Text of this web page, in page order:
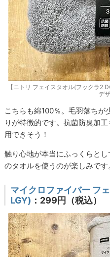
【ニトリ フェイスタオル(フックラ2
デ
こちらも綿100％。毛羽落ちが
りが特徴的です。抗菌防臭加
用できそう！
触り心地が本当にふっくらと
のタオルを使うのが楽しみです
マイクロファイバー フ
LGY) ：299円（税込）